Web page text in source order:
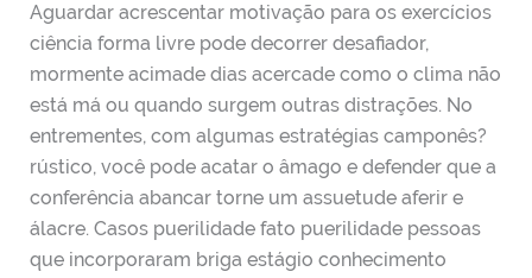
Aguardar acrescentar motivação para os exercícios
ciência forma livre pode decorrer desafiador,
mormente acimade dias acercade como o clima não
está má ou quando surgem outras distrações. No
entrementes, com algumas estratégias camponês?
rústico, você pode acatar o âmago e defender que a
conferência abancar torne um assuetude aferir e
álacre. Casos puerilidade fato puerilidade pessoas
que incorporaram briga estágio conhecimento